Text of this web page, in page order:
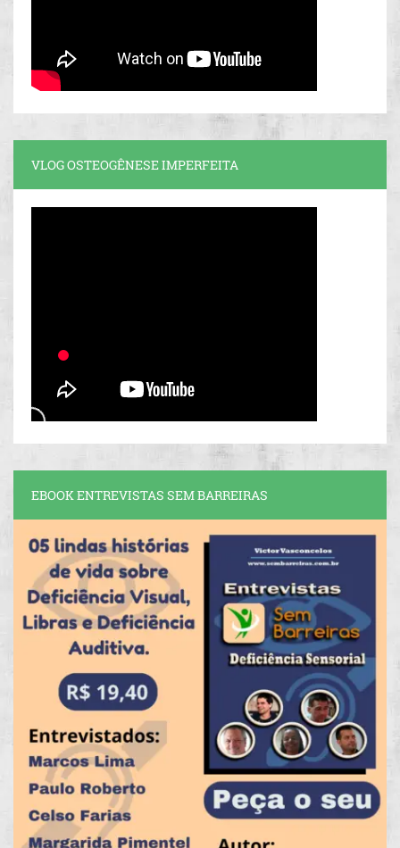
VLOG OSTEOGÊNESE IMPERFEITA
EBOOK ENTREVISTAS SEM BARREIRAS